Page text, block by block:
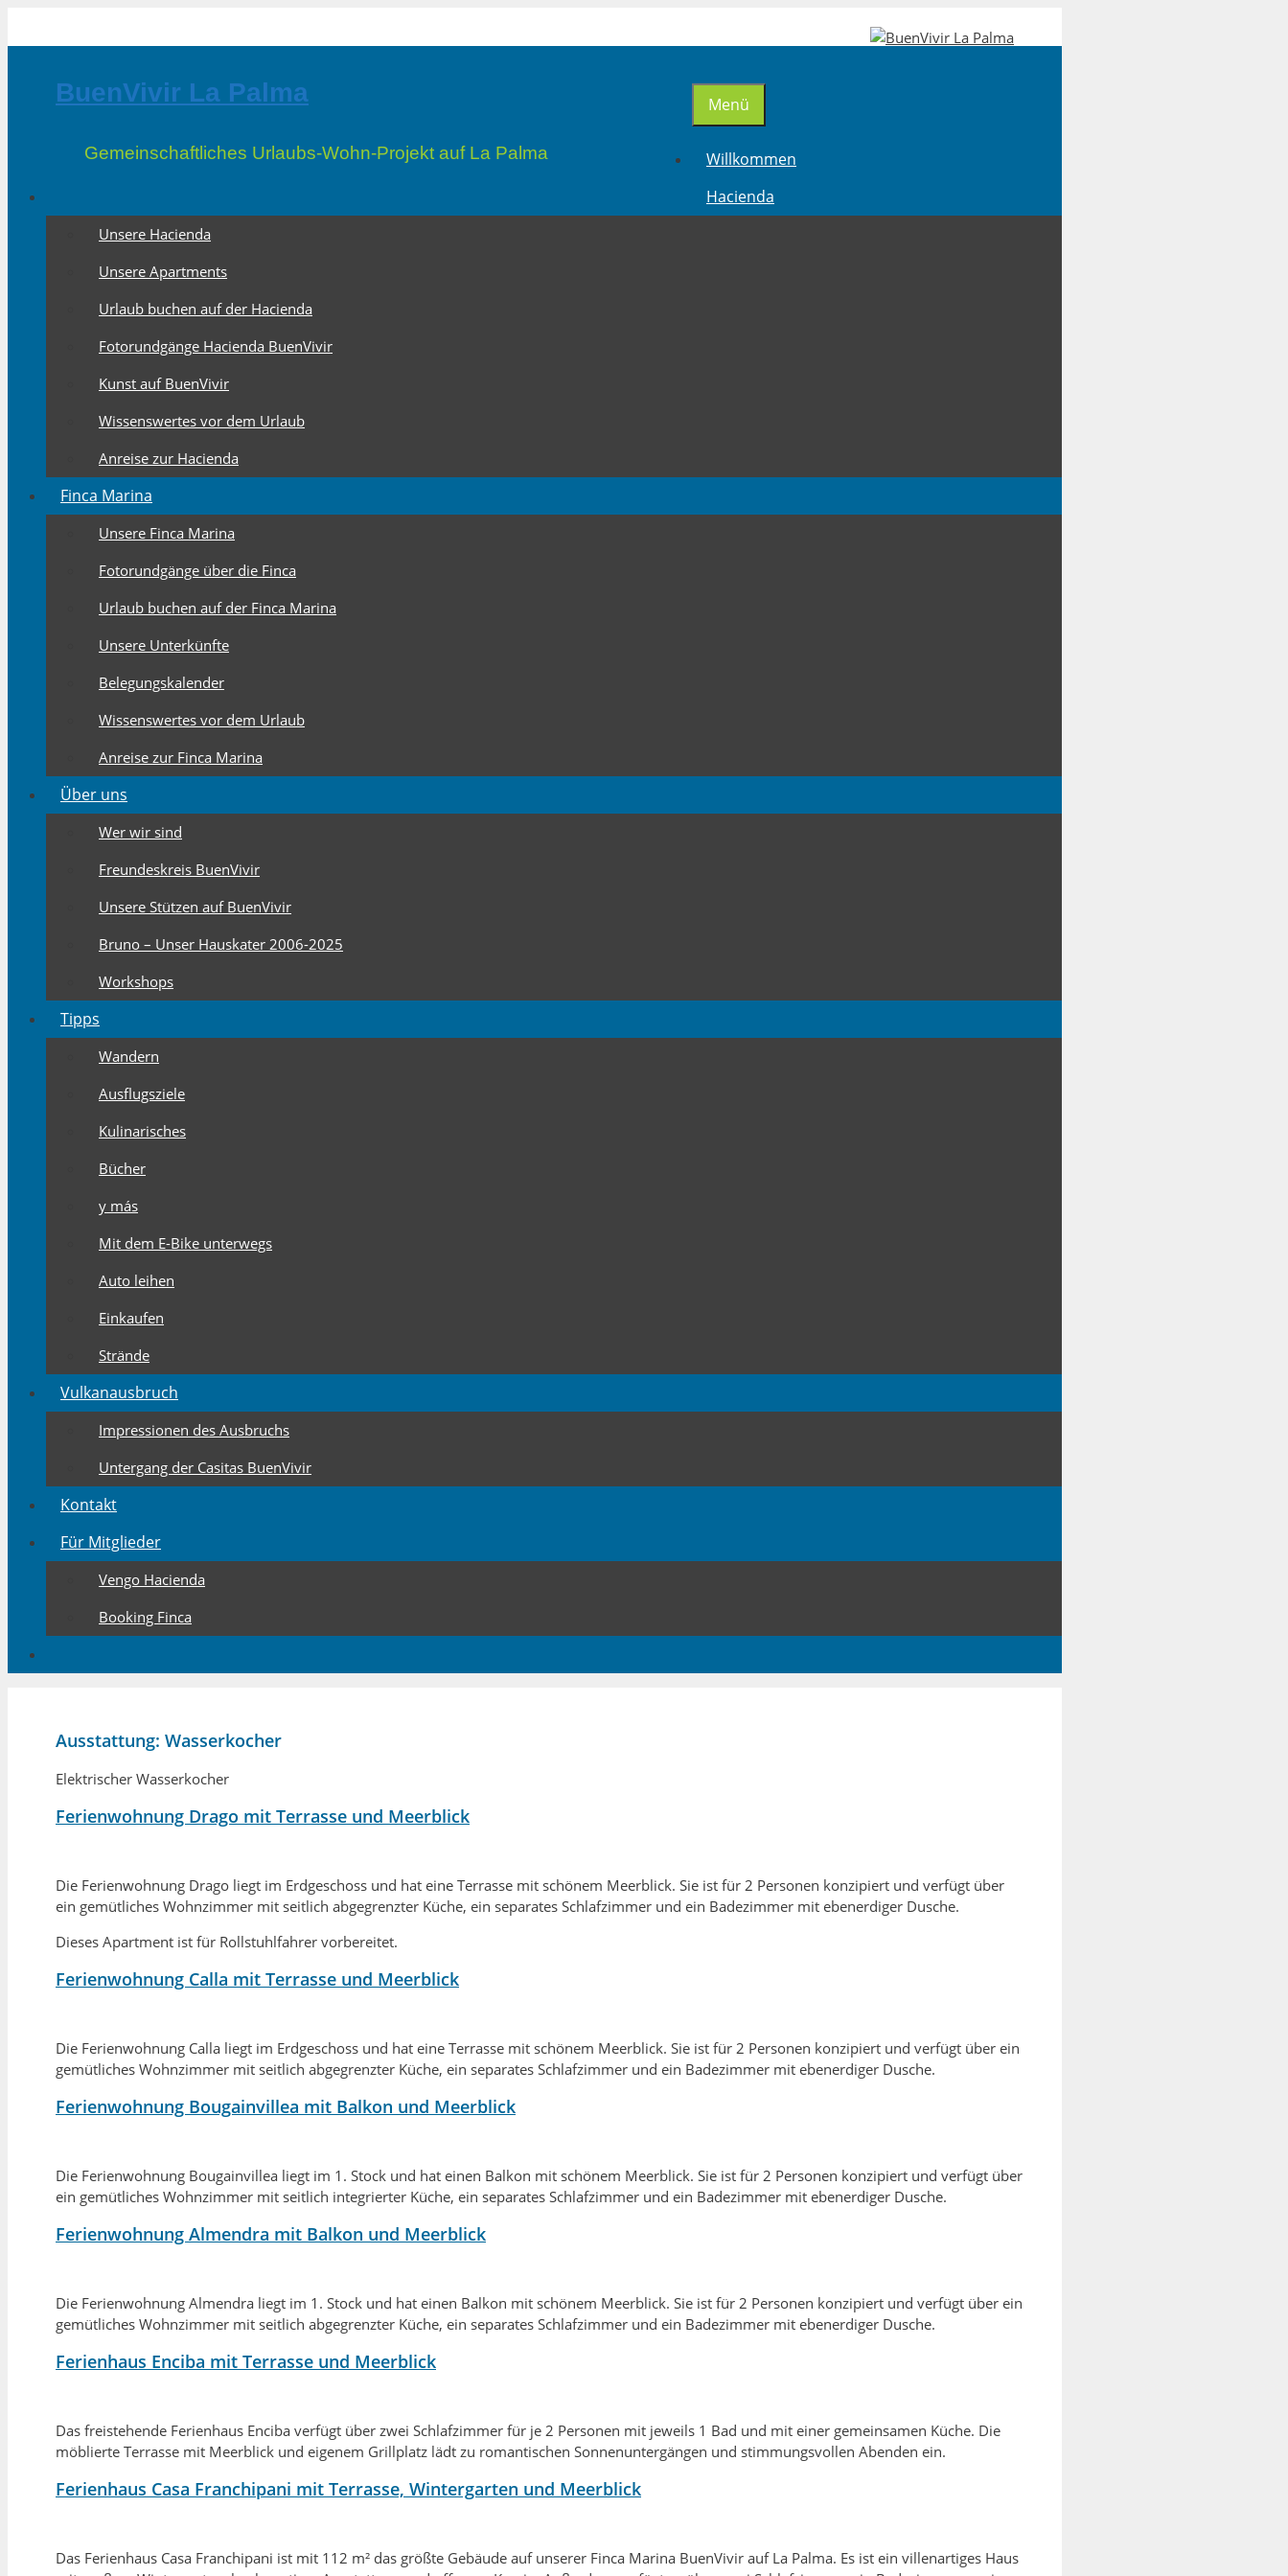
BuenVivir La Palma
Gemeinschaftliches Urlaubs-Wohn-Projekt auf La Palma
Menü
Willkommen
Hacienda
Unsere Hacienda
Unsere Apartments
Urlaub buchen auf der Hacienda
Fotorundgänge Hacienda BuenVivir
Kunst auf BuenVivir
Wissenswertes vor dem Urlaub
Anreise zur Hacienda
Finca Marina
Unsere Finca Marina
Fotorundgänge über die Finca
Urlaub buchen auf der Finca Marina
Unsere Unterkünfte
Belegungskalender
Wissenswertes vor dem Urlaub
Anreise zur Finca Marina
Über uns
Wer wir sind
Freundeskreis BuenVivir
Unsere Stützen auf BuenVivir
Bruno – Unser Hauskater 2006-2025
Workshops
Tipps
Wandern
Ausflugsziele
Kulinarisches
Bücher
y más
Mit dem E-Bike unterwegs
Auto leihen
Einkaufen
Strände
Vulkanausbruch
Impressionen des Ausbruchs
Untergang der Casitas BuenVivir
Kontakt
Für Mitglieder
Vengo Hacienda
Booking Finca
Ausstattung: Wasserkocher
Elektrischer Wasserkocher
Ferienwohnung Drago mit Terrasse und Meerblick
Die Ferienwohnung Drago liegt im Erdgeschoss und hat eine Terrasse mit schönem Meerblick. Sie ist für 2 Personen konzipiert und verfügt über
ein gemütliches Wohnzimmer mit seitlich abgegrenzter Küche, ein separates Schlafzimmer und ein Badezimmer mit ebenerdiger Dusche.
Dieses Apartment ist für Rollstuhlfahrer vorbereitet.
Ferienwohnung Calla mit Terrasse und Meerblick
Die Ferienwohnung Calla liegt im Erdgeschoss und hat eine Terrasse mit schönem Meerblick. Sie ist für 2 Personen konzipiert und verfügt über ein
gemütliches Wohnzimmer mit seitlich abgegrenzter Küche, ein separates Schlafzimmer und ein Badezimmer mit ebenerdiger Dusche.
Ferienwohnung Bougainvillea mit Balkon und Meerblick
Die Ferienwohnung Bougainvillea liegt im 1. Stock und hat einen Balkon mit schönem Meerblick. Sie ist für 2 Personen konzipiert und verfügt über
ein gemütliches Wohnzimmer mit seitlich integrierter Küche, ein separates Schlafzimmer und ein Badezimmer mit ebenerdiger Dusche.
Ferienwohnung Almendra mit Balkon und Meerblick
Die Ferienwohnung Almendra liegt im 1. Stock und hat einen Balkon mit schönem Meerblick. Sie ist für 2 Personen konzipiert und verfügt über ein
gemütliches Wohnzimmer mit seitlich abgegrenzter Küche, ein separates Schlafzimmer und ein Badezimmer mit ebenerdiger Dusche.
Ferienhaus Enciba mit Terrasse und Meerblick
Das freistehende Ferienhaus Enciba verfügt über zwei Schlafzimmer für je 2 Personen mit jeweils 1 Bad und mit einer gemeinsamen Küche. Die
möblierte Terrasse mit Meerblick und eigenem Grillplatz lädt zu romantischen Sonnenuntergängen und stimmungsvollen Abenden ein.
Ferienhaus Casa Franchipani mit Terrasse, Wintergarten und Meerblick
Das Ferienhaus Casa Franchipani ist mit 112 m² das größte Gebäude auf unserer Finca Marina BuenVivir auf La Palma. Es ist ein villenartiges Haus